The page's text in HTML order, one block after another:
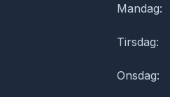
Mandag:
Tirsdag:
Onsdag: